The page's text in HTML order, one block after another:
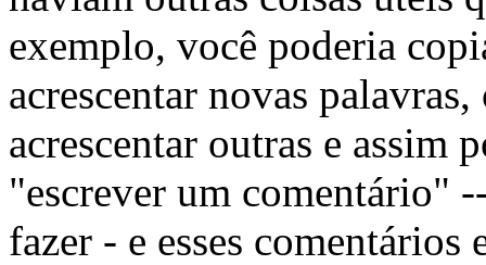
exemplo, você poderia
acrescentar novas
acrescentar outras e assim
"escrever um comentário"
fazer - e esses comentários